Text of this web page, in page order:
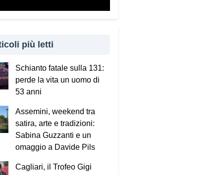
più letti
Schianto fatale sulla 131:
perde la vita un uomo di
53 anni
Assemini, weekend tra
satira, arte e tradizioni:
Sabina Guzzanti e un
omaggio a Davide Pils
Cagliari, il Trofeo Gigi